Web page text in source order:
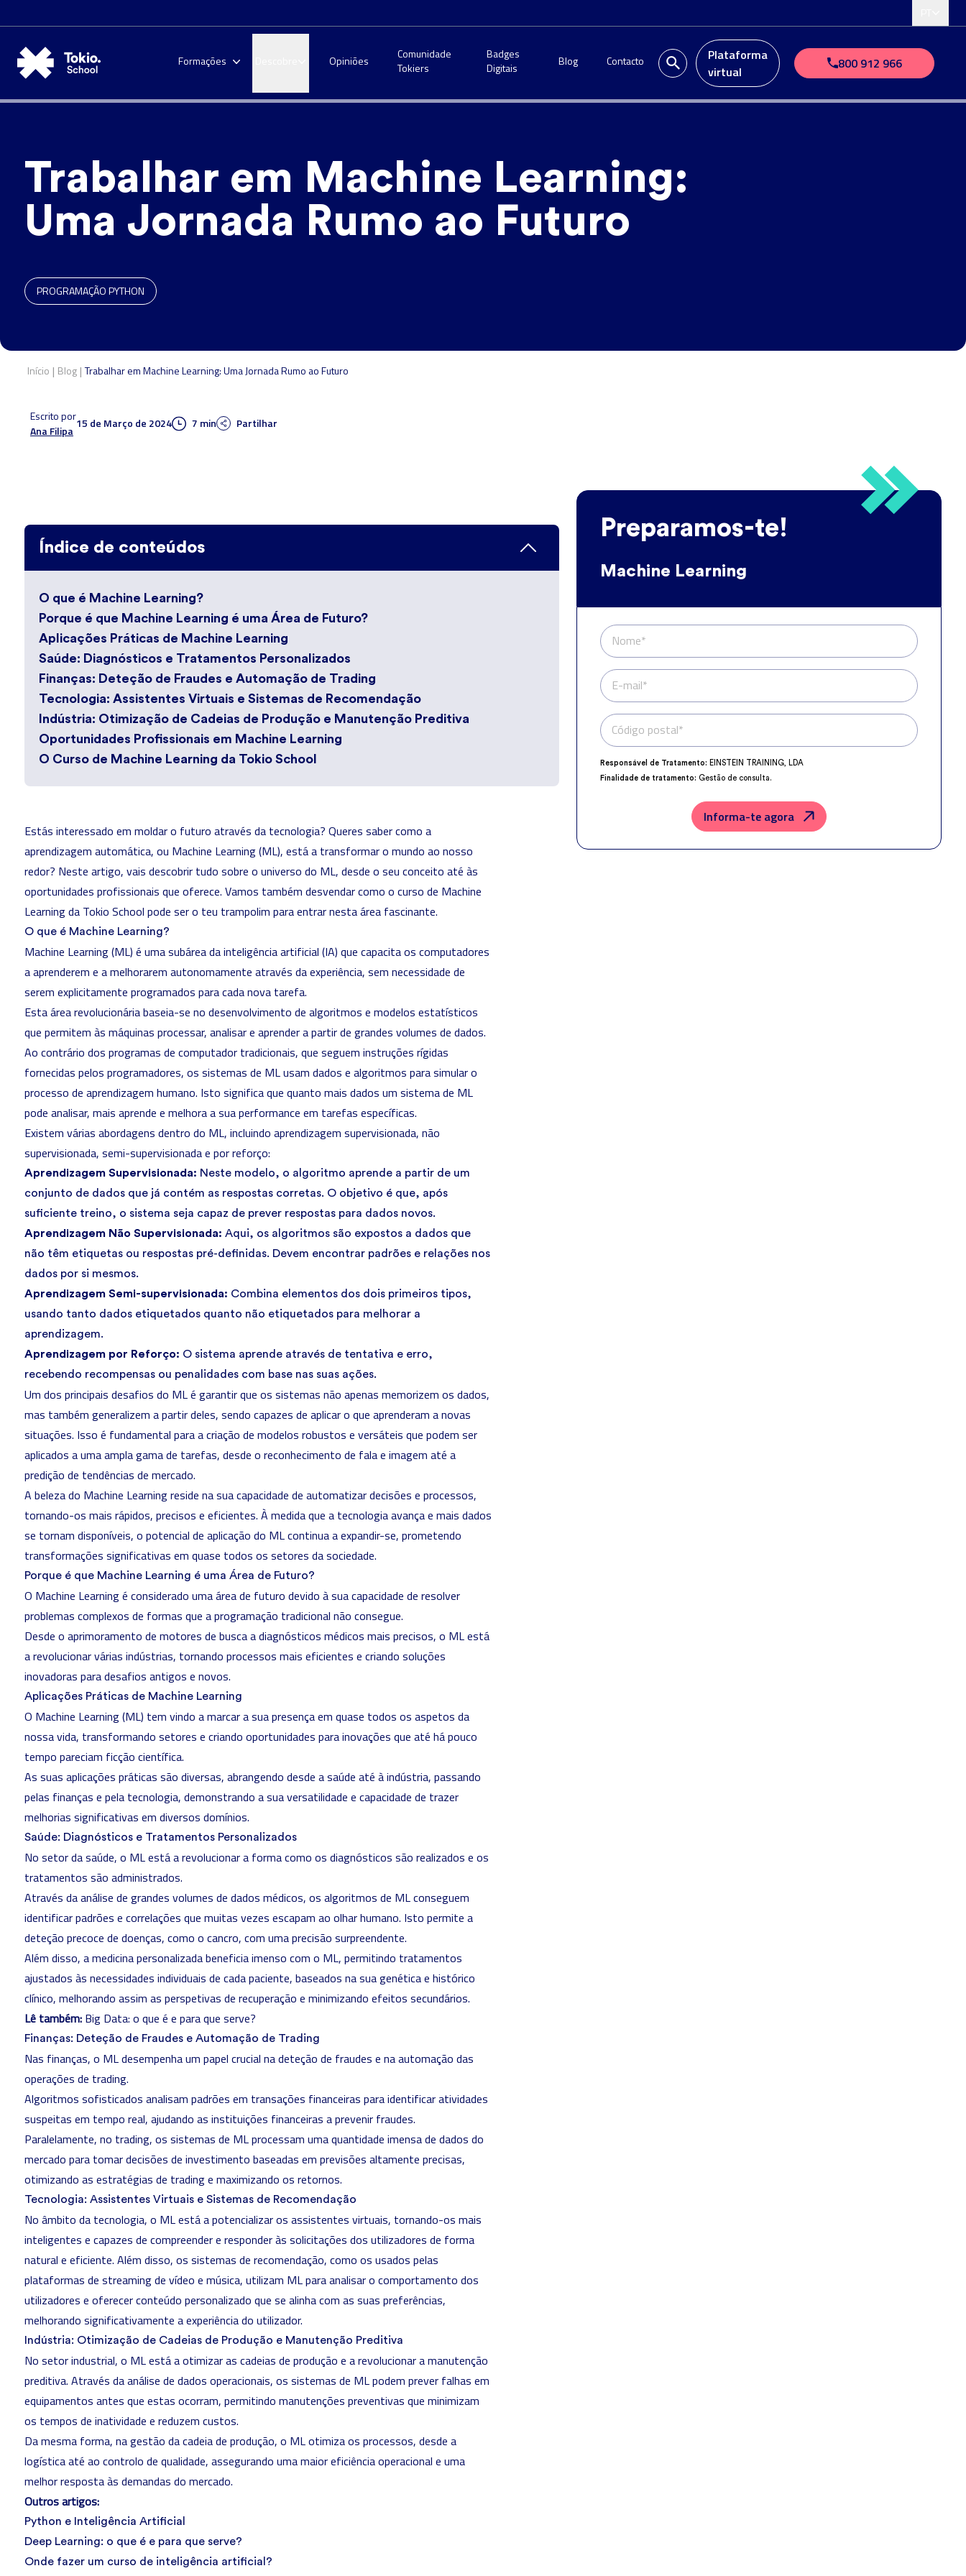
Formações Opiniões
Comunidade
Tokiers
Badges
Digitais
Blog Contacto
Plataforma
virtual
800 912 966
Trabalhar em Machine Learning:
Uma Jornada Rumo ao Futuro
PROGRAMAÇÃO PYTHON
Início | Blog | Trabalhar em Machine Learning: Uma Jornada Rumo ao Futuro
Escrito por
Ana Filipa
15 de Março de 2024 7 min Partilhar
Índice de conteúdos
O que é Machine Learning?
Porque é que Machine Learning é uma Área de Futuro?
Aplicações Práticas de Machine Learning
Saúde: Diagnósticos e Tratamentos Personalizados
Finanças: Deteção de Fraudes e Automação de Trading
Tecnologia: Assistentes Virtuais e Sistemas de Recomendação
Indústria: Otimização de Cadeias de Produção e Manutenção Preditiva
Oportunidades Profissionais em Machine Learning
O Curso de Machine Learning da Tokio School
Estás interessado em moldar o futuro através da tecnologia? Queres saber como a
aprendizagem automática, ou Machine Learning (ML), está a transformar o mundo ao nosso
redor? Neste artigo, vais descobrir tudo sobre o universo do ML, desde o seu conceito até às
oportunidades profissionais que oferece. Vamos também desvendar como o curso de Machine
Learning da Tokio School pode ser o teu trampolim para entrar nesta área fascinante.
O que é Machine Learning?
Machine Learning (ML) é uma subárea da inteligência artificial (IA) que capacita os computadores
a aprenderem e a melhorarem autonomamente através da experiência, sem necessidade de
serem explicitamente programados para cada nova tarefa.
Esta área revolucionária baseia-se no desenvolvimento de algoritmos e modelos estatísticos
que permitem às máquinas processar, analisar e aprender a partir de grandes volumes de dados.
Ao contrário dos programas de computador tradicionais, que seguem instruções rígidas
fornecidas pelos programadores, os sistemas de ML usam dados e algoritmos para simular o
processo de aprendizagem humano. Isto significa que quanto mais dados um sistema de ML
pode analisar, mais aprende e melhora a sua performance em tarefas específicas.
Existem várias abordagens dentro do ML, incluindo aprendizagem supervisionada, não
supervisionada, semi-supervisionada e por reforço:
Aprendizagem Supervisionada: Neste modelo, o algoritmo aprende a partir de um
conjunto de dados que já contém as respostas corretas. O objetivo é que, após
suficiente treino, o sistema seja capaz de prever respostas para dados novos.
Aprendizagem Não Supervisionada: Aqui, os algoritmos são expostos a dados que
não têm etiquetas ou respostas pré-definidas. Devem encontrar padrões e relações nos
dados por si mesmos.
Aprendizagem Semi-supervisionada: Combina elementos dos dois primeiros tipos,
usando tanto dados etiquetados quanto não etiquetados para melhorar a
aprendizagem.
Aprendizagem por Reforço: O sistema aprende através de tentativa e erro,
recebendo recompensas ou penalidades com base nas suas ações.
Um dos principais desafios do ML é garantir que os sistemas não apenas memorizem os dados,
mas também generalizem a partir deles, sendo capazes de aplicar o que aprenderam a novas
situações. Isso é fundamental para a criação de modelos robustos e versáteis que podem ser
aplicados a uma ampla gama de tarefas, desde o reconhecimento de fala e imagem até a
predição de tendências de mercado.
A beleza do Machine Learning reside na sua capacidade de automatizar decisões e processos,
tornando-os mais rápidos, precisos e eficientes. À medida que a tecnologia avança e mais dados
se tornam disponíveis, o potencial de aplicação do ML continua a expandir-se, prometendo
transformações significativas em quase todos os setores da sociedade.
Porque é que Machine Learning é uma Área de Futuro?
O Machine Learning é considerado uma área de futuro devido à sua capacidade de resolver
problemas complexos de formas que a programação tradicional não consegue.
Desde o aprimoramento de motores de busca a diagnósticos médicos mais precisos, o ML está
a revolucionar várias indústrias, tornando processos mais eficientes e criando soluções
inovadoras para desafios antigos e novos.
Aplicações Práticas de Machine Learning
O Machine Learning (ML) tem vindo a marcar a sua presença em quase todos os aspetos da
nossa vida, transformando setores e criando oportunidades para inovações que até há pouco
tempo pareciam ficção científica.
As suas aplicações práticas são diversas, abrangendo desde a saúde até à indústria, passando
pelas finanças e pela tecnologia, demonstrando a sua versatilidade e capacidade de trazer
melhorias significativas em diversos domínios.
Saúde: Diagnósticos e Tratamentos Personalizados
No setor da saúde, o ML está a revolucionar a forma como os diagnósticos são realizados e os
tratamentos são administrados.
Através da análise de grandes volumes de dados médicos, os algoritmos de ML conseguem
identificar padrões e correlações que muitas vezes escapam ao olhar humano. Isto permite a
deteção precoce de doenças, como o cancro, com uma precisão surpreendente.
Além disso, a medicina personalizada beneficia imenso com o ML, permitindo tratamentos
ajustados às necessidades individuais de cada paciente, baseados na sua genética e histórico
clínico, melhorando assim as perspetivas de recuperação e minimizando efeitos secundários.
Lê também: Big Data: o que é e para que serve?
Finanças: Deteção de Fraudes e Automação de Trading
Nas finanças, o ML desempenha um papel crucial na deteção de fraudes e na automação das
operações de trading.
Algoritmos sofisticados analisam padrões em transações financeiras para identificar atividades
suspeitas em tempo real, ajudando as instituições financeiras a prevenir fraudes.
Paralelamente, no trading, os sistemas de ML processam uma quantidade imensa de dados do
mercado para tomar decisões de investimento baseadas em previsões altamente precisas,
otimizando as estratégias de trading e maximizando os retornos.
Tecnologia: Assistentes Virtuais e Sistemas de Recomendação
No âmbito da tecnologia, o ML está a potencializar os assistentes virtuais, tornando-os mais
inteligentes e capazes de compreender e responder às solicitações dos utilizadores de forma
natural e eficiente. Além disso, os sistemas de recomendação, como os usados pelas
plataformas de streaming de vídeo e música, utilizam ML para analisar o comportamento dos
utilizadores e oferecer conteúdo personalizado que se alinha com as suas preferências,
melhorando significativamente a experiência do utilizador.
Indústria: Otimização de Cadeias de Produção e Manutenção Preditiva
No setor industrial, o ML está a otimizar as cadeias de produção e a revolucionar a manutenção
preditiva. Através da análise de dados operacionais, os sistemas de ML podem prever falhas em
equipamentos antes que estas ocorram, permitindo manutenções preventivas que minimizam
os tempos de inatividade e reduzem custos.
Da mesma forma, na gestão da cadeia de produção, o ML otimiza os processos, desde a
logística até ao controlo de qualidade, assegurando uma maior eficiência operacional e uma
melhor resposta às demandas do mercado.
Outros artigos:
Python e Inteligência Artificial
Deep Learning: o que é e para que serve?
Onde fazer um curso de inteligência artificial?
Preparamos-te!
Machine Learning
Nome*
E-mail*
Telefone*
Código postal*
Responsável de Tratamento: EINSTEIN TRAINING, LDA
Finalidade de tratamento: Gestão de consulta.
Nenhum dado será transferido, exceto por obrigação legal.
aceder, retificar e excluir os dados, bem como outros direitos, conforme o
Política de Privacidade.
Informa-te agora